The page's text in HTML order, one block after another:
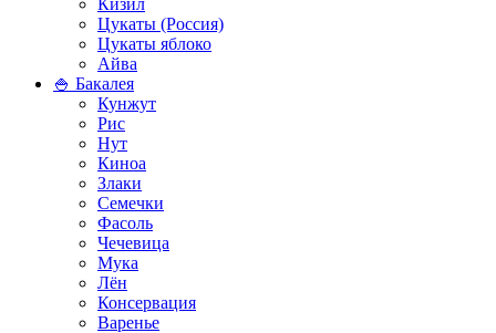
Цукаты (Россия)
Цукаты яблоко
Айва
🍚 Бакалея
Кунжут
Рис
Нут
Киноа
Злаки
Семечки
Фасоль
Чечевица
Мука
Лён
Консервация
Варенье